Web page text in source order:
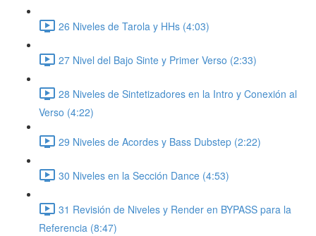
26 Niveles de Tarola y HHs (4:03)
27 Nivel del Bajo Sinte y Primer Verso (2:33)
28 Niveles de Sintetizadores en la Intro y Conexión al
Verso (4:22)
29 Niveles de Acordes y Bass Dubstep (2:22)
30 Niveles en la Sección Dance (4:53)
31 Revisión de Niveles y Render en BYPASS para la
Referencia (8:47)